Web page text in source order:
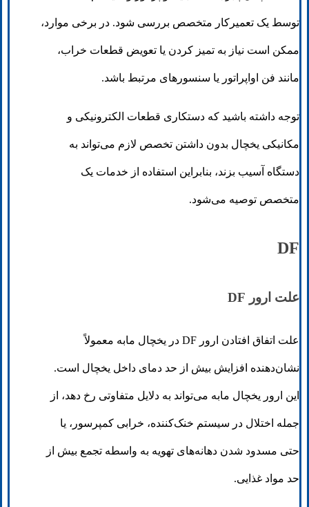
توسط یک تعمیرکار متخصص بررسی شود. در برخی موارد،
ممکن است نیاز به تمیز کردن یا تعویض قطعات خراب،
مانند فن اواپراتور یا سنسورهای مرتبط باشد.
توجه داشته باشید که دستکاری قطعات الکترونیکی و
مکانیکی یخچال بدون داشتن تخصص لازم می‌تواند به
دستگاه آسیب بزند، بنابراین استفاده از خدمات یک
متخصص توصیه می‌شود.
DF
علت ارور DF
علت اتفاق افتادن ارور DF در یخچال مابه معمولاً
نشان‌دهنده افزایش بیش از حد دمای داخل یخچال است.
این ارور یخچال مابه می‌تواند به دلایل متفاوتی رخ دهد، از
جمله اختلال در سیستم خنک‌کننده، خرابی کمپرسور، یا
حتی مسدود شدن دهانه‌های تهویه به واسطه تجمع بیش از
حد مواد غذایی.